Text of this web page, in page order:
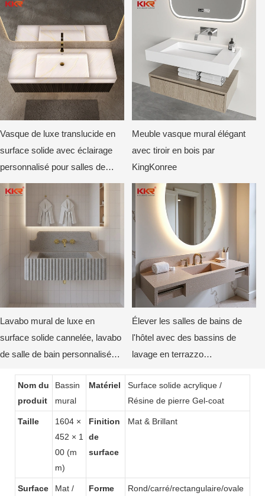
Vasque de luxe translucide en
surface solide avec éclairage
personnalisé pour salles de
bains d'hôtels et de villas
Meuble vasque mural élégant
avec tiroir en bois par
KingKonree
Lavabo mural de luxe en
surface solide cannelée, lavabo
de salle de bain personnalisé
Élever les salles de bains de
l'hôtel avec des bassins de
lavage en terrazzo
Nom du
produit
Bassin
mural
Matériel
Surface solide acrylique /
Résine de pierre Gel-coat
Taille
1604 ×
452 × 1
00 (m
m)
Finition
de
surface
Mat & Brillant
Surface
Mat /
Forme
Rond/carré/rectangulaire/ovale